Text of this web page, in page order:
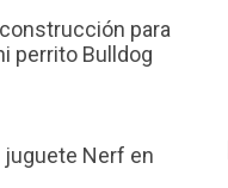
para
perrito Bulldog